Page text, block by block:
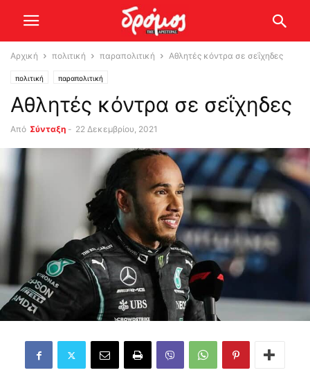
Αρχική πολιτική παραπολιτική Αθλητές κόντρα σε σεΐχηδες
πολιτική παραπολιτική
Αθλητές κόντρα σε σεΐχηδες
Από Σύνταξη - 22 Δεκεμβρίου, 2021